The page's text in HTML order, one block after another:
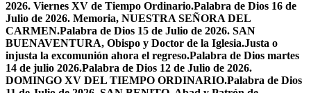
2026. Viernes XV de Tiempo Ordinario.Palabra de Dios 16 de
Julio de 2026. Memoria, NUESTRA SEÑORA DEL
CARMEN.Palabra de Dios 15 de Julio de 2026. SAN
BUENAVENTURA, Obispo y Doctor de la Iglesia.Justa o
injusta la excomunión ahora el regreso.Palabra de Dios martes
14 de julio 2026.Palabra de Dios 12 de Julio de 2026.
DOMINGO XV DEL TIEMPO ORDINARIO.Palabra de Dios